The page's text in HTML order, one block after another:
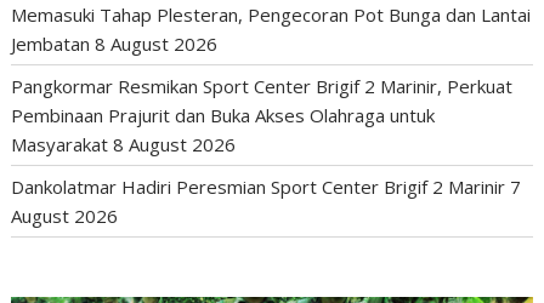
Memasuki Tahap Plesteran, Pengecoran Pot Bunga dan Lantai
Jembatan 8 August 2026
Pangkormar Resmikan Sport Center Brigif 2 Marinir, Perkuat
Pembinaan Prajurit dan Buka Akses Olahraga untuk
Masyarakat 8 August 2026
Dankolatmar Hadiri Peresmian Sport Center Brigif 2 Marinir 7
August 2026